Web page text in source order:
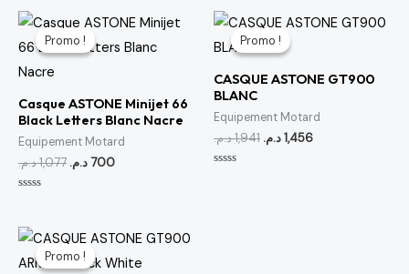
Promo !
Promo !
Casque ASTONE Minijet 66
Black Letters Blanc Nacre
Equipement Motard
1,077د.م.
Le
prix
initial
700د.م.
Le
actuel
5
Promo !
Promo !
CASQUE ASTONE GT900
BLANC
Equipement Motard
1,941د.م.
Le
prix
initial
1,941 د.م..
1,456د.م.
Le
1,456 د.م..
Promo !
Promo !
Le
prix
initial
Le
actuel